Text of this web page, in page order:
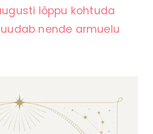
lõppu kohtuda
nende armuelu